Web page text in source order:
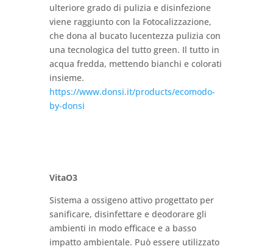
ulteriore grado di pulizia e disinfezione
viene raggiunto con la Fotocalizzazione,
che dona al bucato lucentezza pulizia con
una tecnologica del tutto green. Il tutto in
acqua fredda, mettendo bianchi e colorati
insieme.
https://www.donsi.it/products/ecomodo-
by-donsi
VitaO3
Sistema a ossigeno attivo progettato per
sanificare, disinfettare e deodorare gli
ambienti in modo efficace e a basso
impatto ambientale. Può essere utilizzato